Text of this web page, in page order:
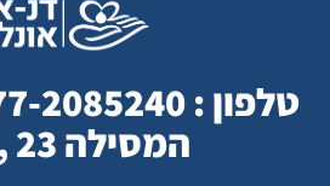
המסילה 23 , נשר